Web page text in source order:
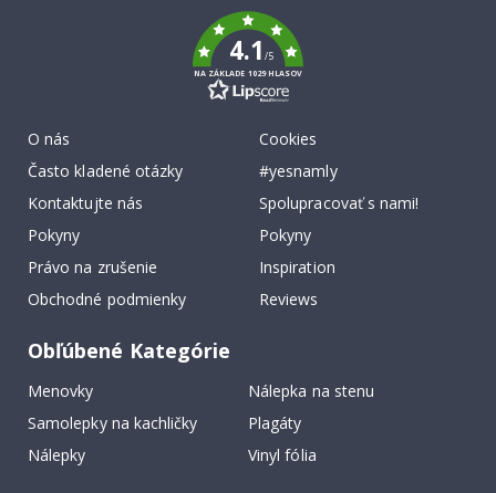
4.1/5
NA ZÁKLADE 1029 HLASOV
O nás
Často kladené otázky
Kontaktujte nás
Pokyny
Právo na zrušenie
Obchodné podmienky
Cookies
#yesnamly
Spolupracovať s nami!
Pokyny
Inspiration
Reviews
Obľúbené Kategórie
Menovky
Nálepka na stenu
Samolepky na kachličky
Plagáty
Nálepky
Vinyl fólia